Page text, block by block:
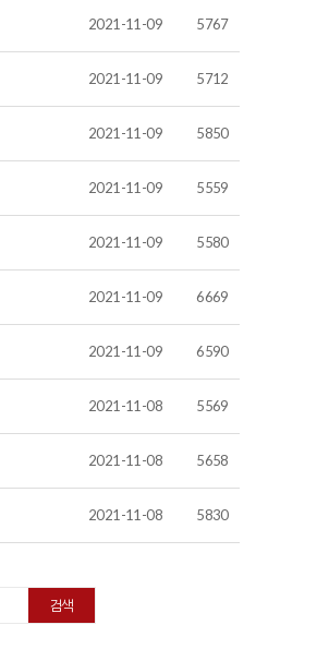
2021-11-09 5767
2021-11-09 5712
2021-11-09 5850
2021-11-09 5559
2021-11-09 5580
2021-11-09 6669
2021-11-09 6590
2021-11-08 5569
2021-11-08 5658
2021-11-08 5830